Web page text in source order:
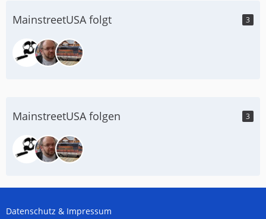
MainstreetUSA folgt 3
MainstreetUSA folgen 3
Datenschutz & Impressum